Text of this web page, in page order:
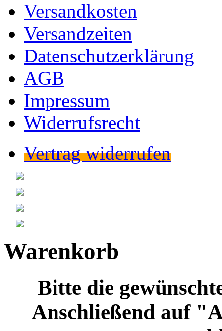
Versandkosten
Versandzeiten
Datenschutzerklärung
AGB
Impressum
Widerrufsrecht
Vertrag widerrufen
Warenkorb
Bitte die
Anschließend auf